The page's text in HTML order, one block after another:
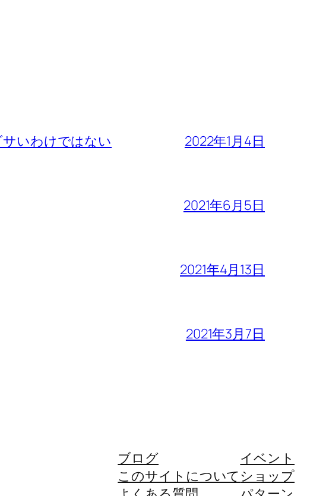
いわけではない 2022年1月4日
2021年6月5日
2021年4月13日
2021年3月7日
ブログ
このサイトについて
イベント
ショップ